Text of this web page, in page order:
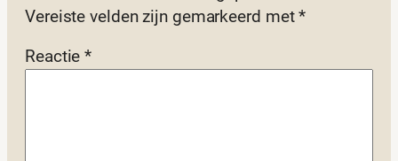
Vereiste velden zijn gemarkeerd met*
Reactie*